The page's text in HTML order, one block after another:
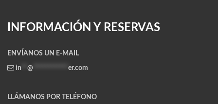
INFORMACIÓN Y RESERVAS
ENVÍANOS UN E-MAIL
in @ er.com
LLÁMANOS POR TELÉFONO